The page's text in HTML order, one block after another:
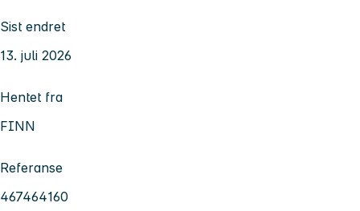
Sist endret
13. juli 2026
Hentet fra
FINN
Referanse
467464160